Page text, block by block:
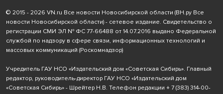
© 2015 - 2026 VN.ru Все новости Новосибирской области (ВН.ру Все
новости Новосибирской области) - сетевое издание. Свидетельство о
регистрации СМИ ЭЛ № ФС 77-66488 от 14.07.2016 выдано Федеральной
службой по надзору в сфере связи, информационных технологий и
массовых коммуникаций (Роскомнадзор)
Учредитель ГАУ НСО «Издательский дом «Советская Сибирь». Главный
редактор, руководитель-директор ГАУ НСО «Издательский дом
«Советская Сибирь» - Шрейтер Н.В. Телефон редакции + 7 (383) 314-00-